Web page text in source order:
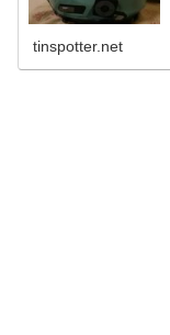
tinspotter.net